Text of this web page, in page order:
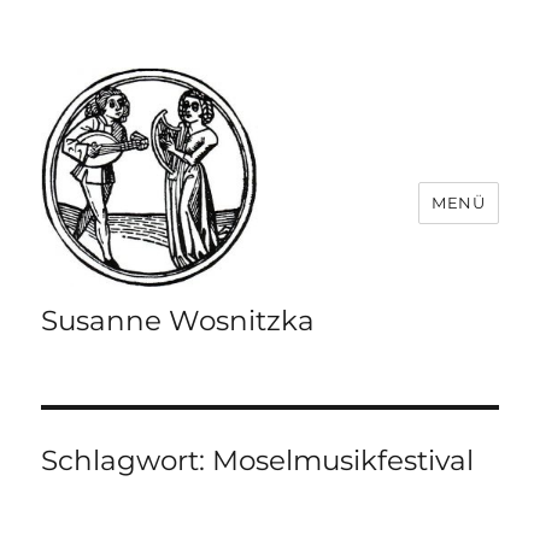
Susanne Wosnitzka
MENÜ
Schlagwort: Moselmusikfestival